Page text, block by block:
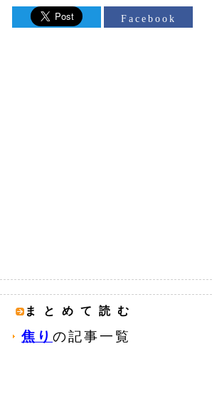
Facebook
まとめて読む
焦り の記事一覧